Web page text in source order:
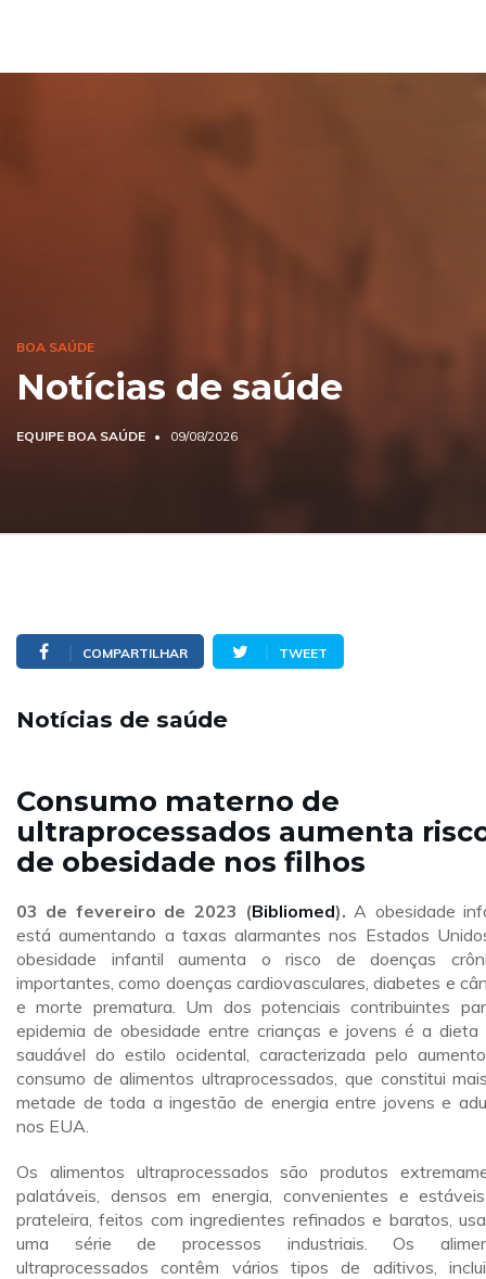
BOA SAÚDE
Notícias de saúde
EQUIPE BOA SAÚDE 09/08/2026
COMPARTILHAR TWEET
Notícias de saúde
Consumo materno de
ultraprocessados aumenta
de obesidade nos filhos
03 de fevereiro de 2023 (Bibliomed).A obesidade
está aumentando a taxas alarmantes nos Estados
obesidade infantil aumenta o risco de doenças
importantes, como doenças cardiovasculares, diabetes e
e morte prematura. Um dos potenciais contribuintes
epidemia de obesidade entre crianças e jovens é a dieta
saudável do estilo ocidental, caracterizada pelo
consumo de alimentos ultraprocessados, que constitui
metade de toda a ingestão de energia entre jovens e
nos EUA.
Os alimentos ultraprocessados são produtos
palatáveis, densos em energia, convenientes e
prateleira, feitos com ingredientes refinados e baratos,
uma série de processos industriais. Os
ultraprocessados contêm vários tipos de aditivos,